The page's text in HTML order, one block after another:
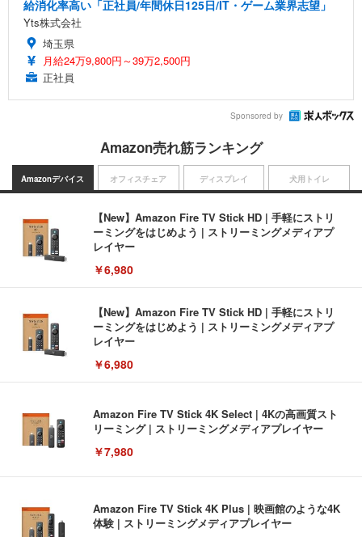
給消化率高い「正社員/年間休日125日/IT・ゲーム業界志望」
Yts株式会社
埼玉県
月給24万9,800円～39万2,500円
正社員
Sponsored by
Amazon売れ筋ランキング
Amazonデバイス
【New】Amazon Fire TV Stick HD | 手軽にストリ
ーミングをはじめよう | ストリーミングメディアプ
レイヤー
￥6,980
【New】Amazon Fire TV Stick HD | 手軽にストリ
ーミングをはじめよう | ストリーミングメディアプ
レイヤー
￥6,980
Amazon Fire TV Stick 4K Select | 4Kの高画質スト
リーミング | ストリーミングメディアプレイヤー
￥7,980
Amazon Fire TV Stick 4K Plus | 映画館のような4K
体験 | ストリーミングメディアプレイヤー
オフィスチェア ディスプレイ 犬用トイレ